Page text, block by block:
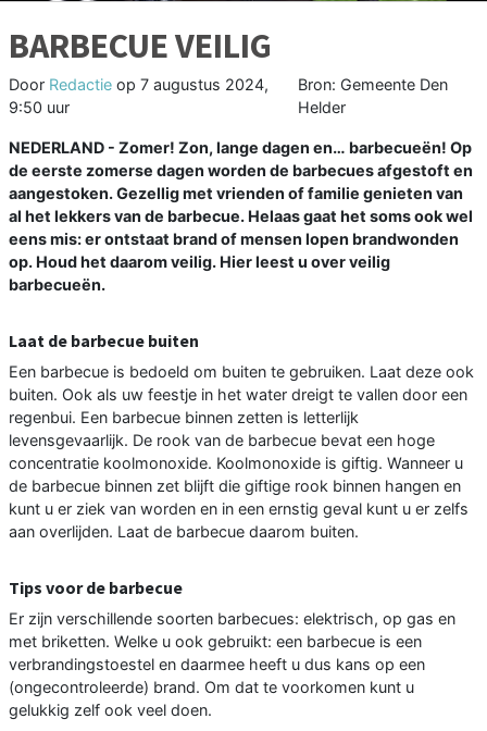
BARBECUE VEILIG
Door Redactie op 7 augustus 2024,
9:50 uur
Bron: Gemeente Den
Helder
NEDERLAND - Zomer! Zon, lange dagen en… barbecueën! Op
de eerste zomerse dagen worden de barbecues afgestoft en
aangestoken. Gezellig met vrienden of familie genieten van
al het lekkers van de barbecue. Helaas gaat het soms ook wel
eens mis: er ontstaat brand of mensen lopen brandwonden
op. Houd het daarom veilig. Hier leest u over veilig
barbecueën.
Laat de barbecue buiten
Een barbecue is bedoeld om buiten te gebruiken. Laat deze ook
buiten. Ook als uw feestje in het water dreigt te vallen door een
regenbui. Een barbecue binnen zetten is letterlijk
levensgevaarlijk. De rook van de barbecue bevat een hoge
concentratie koolmonoxide. Koolmonoxide is giftig. Wanneer u
de barbecue binnen zet blijft die giftige rook binnen hangen en
kunt u er ziek van worden en in een ernstig geval kunt u er zelfs
aan overlijden. Laat de barbecue daarom buiten.
Tips voor de barbecue
Er zijn verschillende soorten barbecues: elektrisch, op gas en
met briketten. Welke u ook gebruikt: een barbecue is een
verbrandingstoestel en daarmee heeft u dus kans op een
(ongecontroleerde) brand. Om dat te voorkomen kunt u
gelukkig zelf ook veel doen.